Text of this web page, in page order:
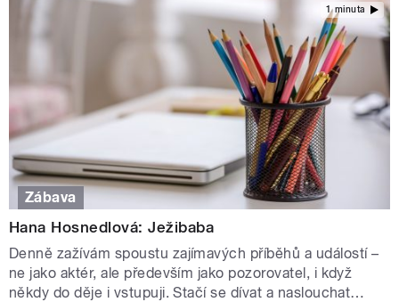
1 minuta
Zábava
Hana Hosnedlová: Ježibaba
Denně zažívám spoustu zajímavých příběhů a událostí –
ne jako aktér, ale především jako pozorovatel, i když
někdy do děje i vstupuji. Stačí se dívat a naslouchat…